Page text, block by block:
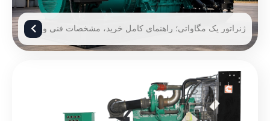
ژنراتور یک مگاواتی؛ راهنمای کامل خرید، مشخصات فنی و